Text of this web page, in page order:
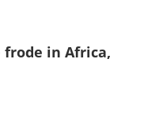
in Africa,